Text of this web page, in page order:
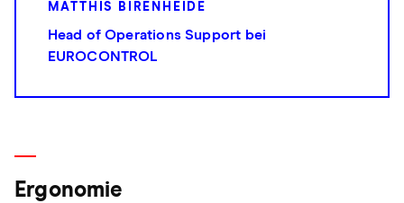
MATTHIS BIRENHEIDE
Head of Operations Support bei
EUROCONTROL
Ergonomie